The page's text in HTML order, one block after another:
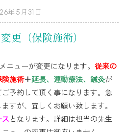
年5月31日
更（保険施術）
ニューが変更になります。 従来の
険施術＋延長、運動療法、鍼灸が
ご予約して頂く事になります。急
すが、宜しくお願い致します。
ス となります。詳細は担当の先生